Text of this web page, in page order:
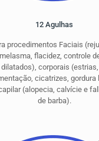
12 Agulhas
procedimentos Faciais
flacidez, controle
dilatados), corporais (estrias,
cicatrizes, gordura
(alopecia, calvície e
de barba).